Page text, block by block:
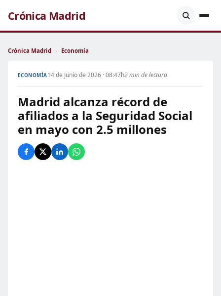
Crónica Madrid
Crónica Madrid › Economía
ECONOMÍA14 de Junio de 2026 · 08:47h2 min de lectura
Madrid alcanza récord de
afiliados a la Seguridad Social
en mayo con 2.5 millones